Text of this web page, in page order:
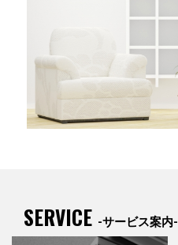
SERVICE -サービス案内-